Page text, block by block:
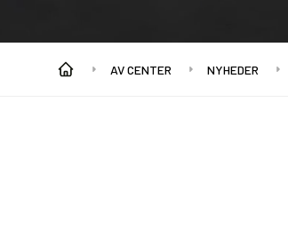
AV CENTER NYHEDER